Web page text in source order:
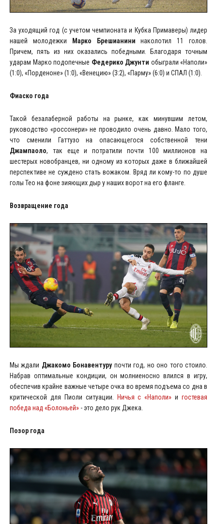
За уходящий год (с учетом чемпионата и Кубка Примаверы) лидер
нашей молодежки
Марко Брешианини наколотил 11 голов.
Причем, пять из них оказались победными. Благодаря точным
ударам Марко подопечные Федерико Джунти обыграли «Наполи»
(1:0), «Порденоне» (1:0), «Венецию» (3:2), «Парму» (6:0) и СПАЛ (1:0).
Фиаско года
Такой безалаберной работы на рынке, как минувшим летом,
руководство «россонери» не проводило очень давно. Мало того,
что сменили Гаттузо на опасающегося собственной тени
Джампаоло, так еще и потратили почти 100 миллионов на
шестерых новобранцев, ни одному из которых даже в ближайшей
перспективе не суждено стать вожаком. Вряд ли кому-то по душе
голы Тео на фоне зияющих дыр у наших ворот на его фланге.
Возвращение года
Мы ждали Джакомо Бонавентурупочти год, но оно того стоило.
Набрав оптимальные кондиции, он молниеносно влился в игру,
обеспечив крайне важные четыре очка во время подъема со дна в
критической для Пиоли ситуации.
Ничья с «Наполи» и гостевая
победа над «Болоньей» - это дело рук Джека.
Позор года